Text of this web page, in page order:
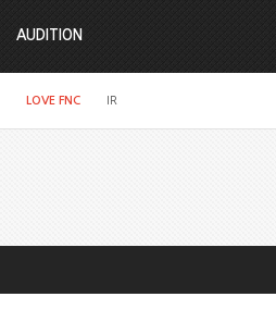
LOVE FNC IR
AUDITION